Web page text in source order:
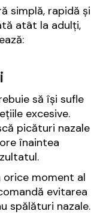
simplă, rapidă și
atât la adulți,
să își sufle
excesive.
picături nazale
înaintea
moment al
evitarea
spălături nazale.